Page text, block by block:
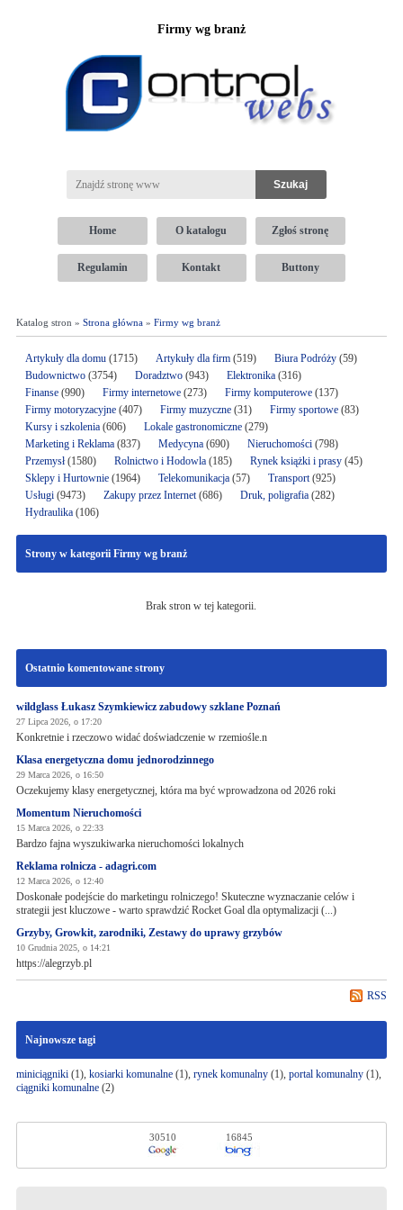
Firmy wg branż
Home O katalogu Zgłoś stronę
Regulamin Kontakt Buttony
Katalog stron » Strona główna» Firmy wg branż
Artykuły dla domu(1715) Artykuły dla firm(519) Biura Podróży(59)
Budownictwo(3754) Doradztwo(943) Elektronika (316)
Finanse(990) Firmy internetowe (273) Firmy komputerowe(137)
Firmy motoryzacyjne(407) Firmy muzyczne(31) Firmy sportowe(83)
Kursy i szkolenia(606) Lokale gastronomiczne(279)
Marketing i Reklama(837) Medycyna(690) Nieruchomości(798)
Przemysł(1580) Rolnictwo i Hodowla(185) Rynek książki i prasy(45)
Sklepy i Hurtownie(1964) Telekomunikacja(57) Transport(925)
Usługi(9473) Zakupy przez Internet(686) Druk, poligrafia(282)
Hydraulika(106)
Strony w kategorii Firmy wg branż
Brak stron w tej kategorii.
Ostatnio komentowane strony
wildglass Łukasz Szymkiewicz zabudowy szklane Poznań
27 Lipca 2026, o 17:20
Konkretnie i rzeczowo widać doświadczenie w rzemiośle.n
Klasa energetyczna domu jednorodzinnego
29 Marca 2026, o 16:50
Oczekujemy klasy energetycznej, która ma być wprowadzona od 2026 roki
Momentum Nieruchomości
15 Marca 2026, o 22:33
Bardzo fajna wyszukiwarka nieruchomości lokalnych
Reklama rolnicza - adagri.com
12 Marca 2026, o 12:40
Doskonałe podejście do marketingu rolniczego! Skuteczne wyznaczanie celów i
strategii jest kluczowe - warto sprawdzić Rocket Goal dla optymalizacji (...)
Grzyby, Growkit, zarodniki, Zestawy do uprawy grzybów
10 Grudnia 2025, o 14:21
https://alegrzyb.pl
RSS
Najnowsze tagi
miniciągniki(1), kosiarki komunalne(1), rynek komunalny(1), portal komunalny(1),
ciągniki komunalne(2)
30510 16845